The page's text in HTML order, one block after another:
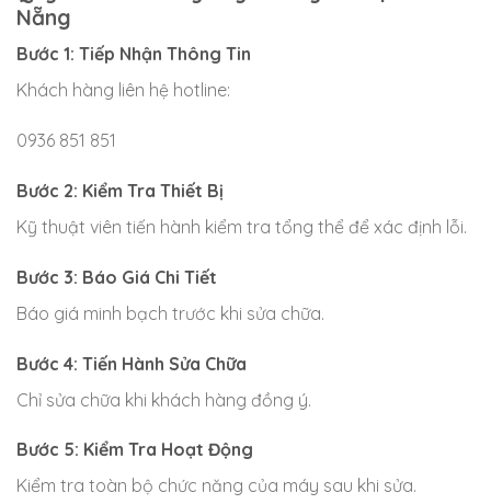
Nẵng
Bước 1: Tiếp Nhận Thông Tin
Khách hàng liên hệ hotline:
0936 851 851
Bước 2: Kiểm Tra Thiết Bị
Kỹ thuật viên tiến hành kiểm tra tổng thể để xác định lỗi.
Bước 3: Báo Giá Chi Tiết
Báo giá minh bạch trước khi sửa chữa.
Bước 4: Tiến Hành Sửa Chữa
Chỉ sửa chữa khi khách hàng đồng ý.
Bước 5: Kiểm Tra Hoạt Động
Kiểm tra toàn bộ chức năng của máy sau khi sửa.